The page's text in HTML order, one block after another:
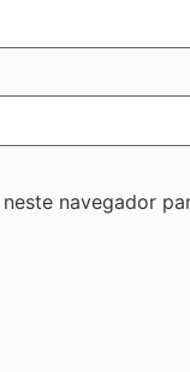
navegador